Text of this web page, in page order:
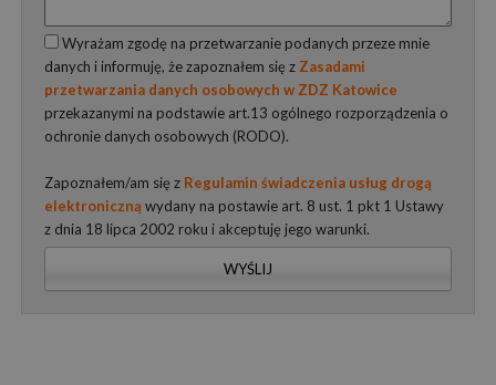
Wyrażam zgodę na przetwarzanie podanych przeze mnie
danych i informuję, że zapoznałem się z Zasadami
przetwarzania danych osobowych w ZDZ Katowice
przekazanymi na podstawie art.13 ogólnego rozporządzenia o
ochronie danych osobowych (RODO).
Zapoznałem/am się z Regulamin świadczenia usług drogą
elektroniczną wydany na postawie art. 8 ust. 1 pkt 1 Ustawy
z dnia 18 lipca 2002 roku i akceptuję jego warunki.
WYŚLIJ